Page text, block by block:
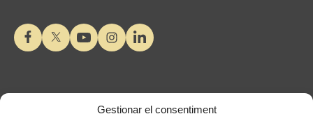
Gestionar el consentiment